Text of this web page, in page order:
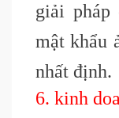
giải pháp
mật khẩu
nhất định.
6. kinh